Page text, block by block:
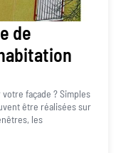
de
façade ? Simples
être réalisées sur
les